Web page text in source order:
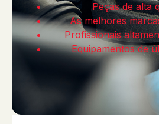
Peças de alta
As melhores
Profissionais
Equipamentos de